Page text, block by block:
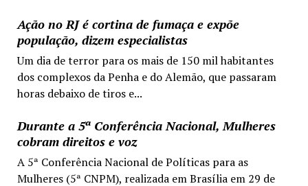
Ação no RJ é cortina de fumaça e expõe
população, dizem especialistas
Um dia de terror para os mais de 150 mil habitantes
dos complexos da Penha e do Alemão, que passaram
horas debaixo de tiros e...
Durante a 5ª Conferência Nacional, Mulheres
cobram direitos e voz
A 5ª Conferência Nacional de Políticas para as
Mulheres (5ª CNPM), realizada em Brasília em 29 de